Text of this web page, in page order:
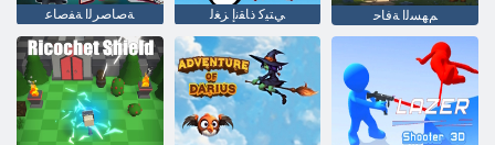
ﺔﺻﺎﺻﺮﻟﺍ ﺔﻔﺻﺎﻋ ﻲﺘﻴﻛ ﺫﺎﻘﻧﺇ ﺰﻐﻟ ﻢﻬﺴﻟﺍ ﺔﻓﺎﺣ